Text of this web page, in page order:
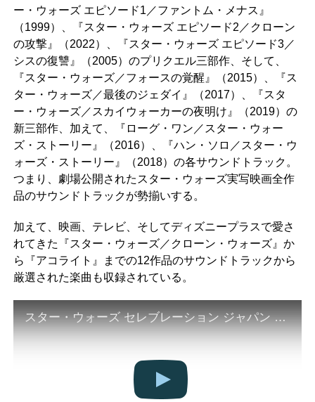
ー・ウォーズ エピソード1／ファントム・メナス』
（1999）、『スター・ウォーズ エピソード2／クローン
の攻撃』（2022）、『スター・ウォーズ エピソード3／
シスの復讐』（2005）のプリクエル三部作、そして、
『スター・ウォーズ／フォースの覚醒』（2015）、『ス
ター・ウォーズ／最後のジェダイ』（2017）、『スタ
ー・ウォーズ／スカイウォーカーの夜明け』（2019）の
新三部作、加えて、『ローグ・ワン／スター・ウォー
ズ・ストーリー』（2016）、『ハン・ソロ／スター・ウ
ォーズ・ストーリー』（2018）の各サウンドトラック。
つまり、劇場公開されたスター・ウォーズ実写映画全作
品のサウンドトラックが勢揃いする。
加えて、映画、テレビ、そしてディズニープラスで愛さ
れてきた『スター・ウォーズ／クローン・ウォーズ』か
ら『アコライト』までの12作品のサウンドトラックから
厳選された楽曲も収録されている。
スター・ウォーズ セレブレーション ジャパン 2025：オリジナル・サウンドトラック・ボックスセット／告知動画｜ 会場にて限定発売